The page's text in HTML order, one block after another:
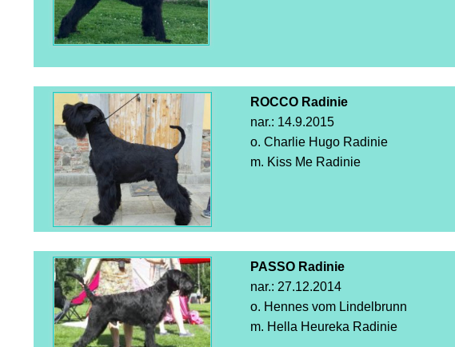
ROCCO Radinie
nar.: 14.9.2015
o. Charlie Hugo Radinie
m. Kiss Me Radinie
PASSO Radinie
nar.: 27.12.2014
o. Hennes vom Lindelbrunn
m. Hella Heureka Radinie